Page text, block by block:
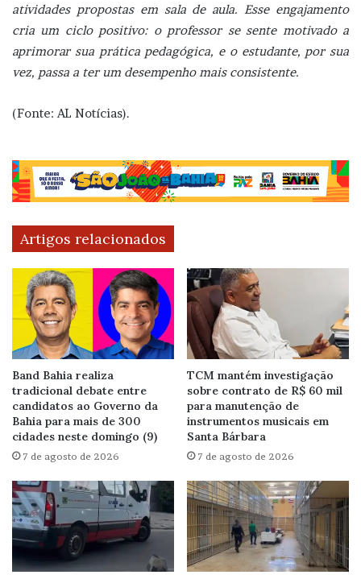
atividades propostas em sala de aula. Esse engajamento
cria um ciclo positivo: o professor se sente motivado a
aprimorar sua prática pedagógica, e o estudante, por sua
vez, passa a ter um desempenho mais consistente.
(Fonte: AL Notícias).
Artigos relacionados
Band Bahia realiza
tradicional debate entre
candidatos ao Governo da
Bahia para mais de 300
cidades neste domingo (9)
7 de agosto de 2026
TCM mantém investigação
sobre contrato de R$ 60 mil
para manutenção de
instrumentos musicais em
Santa Bárbara
7 de agosto de 2026